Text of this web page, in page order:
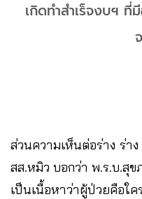
เกิดทำสำเร็จงบฯ
ส่วนความเห็นต่อร่าง ร่า
สส.หมิว บอกว่า พ.ร.บ.สุ
เป็นเนื้อหาว่าผู้ป่วยคือใ